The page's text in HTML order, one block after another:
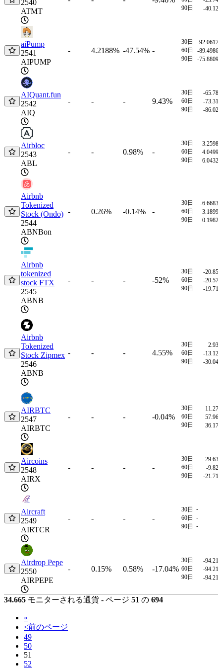
2540
ATMT
90日
-
aiPump
2541
AIPUMP
- 4.2188% -47.54% -
30日
-
60日
-
90日
-
AIQuant.fun
2542
AIQ
- - - 9.43%
30日
-
60日
-
90日
-
Airbloc
2543
ABL
- - 0.98% -
30日
60日
90日
Airbnb
Tokenized
Stock (Ondo)
2544
ABNBon
- 0.26% -0.14% -
30日
-
60日
90日
Airbnb
tokenized
stock FTX
2545
ABNB
- - - -52%
30日
-
60日
-
90日
-
Airbnb
Tokenized
Stock Zipmex
2546
ABNB
- - - 4.55%
30日
60日
-
90日
-
AIRBTC
2547
AIRBTC
- - - -0.04%
30日
60日
90日
Aircoins
2548
AIRX
- - - -
30日
-
60日
-
90日
-
Aircraft
2549
AIRTCR
- - - -
30日 -
60日 -
90日 -
Airdrop Pepe
2550
AIRPEPE
- 0.15% 0.58% -17.04%
30日
-
60日
-
90日
-
34.665 モニターされる通貨 - ページ 51 の 694
«
<前のページ
49
50
51
52